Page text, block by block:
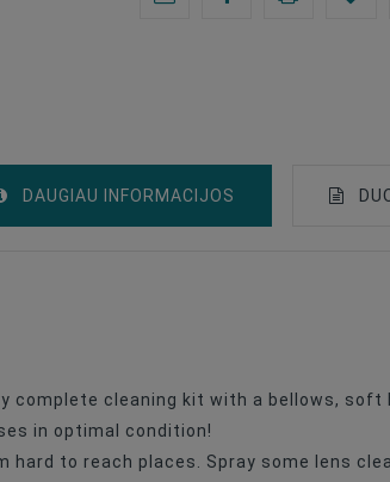
DAUGIAU INFORMACIJOS
complete cleaning kit with a bellows,
in optimal condition!
hard to reach places. Spray some lens